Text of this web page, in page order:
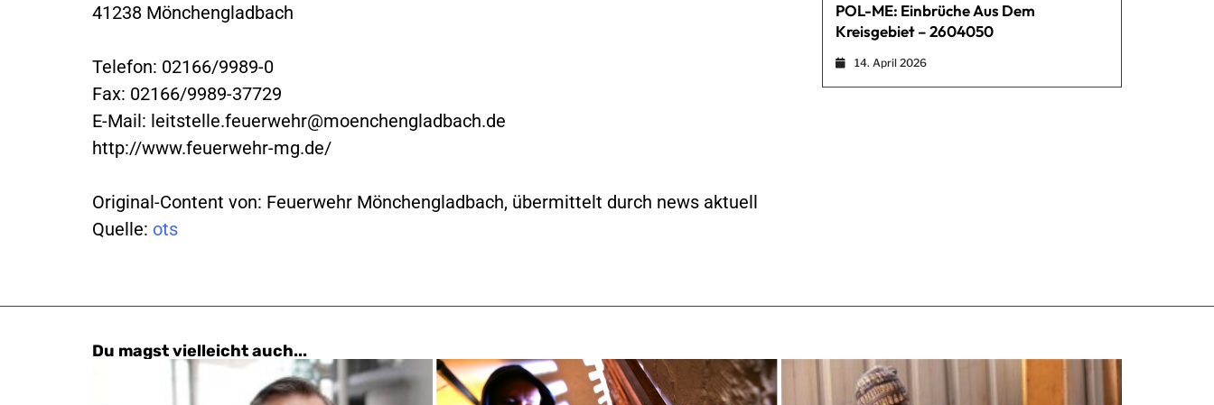
41238 Mönchengladbach
Telefon: 02166/9989-0
Fax: 02166/9989-37729
E-Mail: leitstelle.feuerwehr@moenchengladbach.de
http://www.feuerwehr-mg.de/
Original-Content von: Feuerwehr Mönchengladbach, übermittelt durch news aktuell
Quelle: ots
POL-ME: Einbrüche Aus Dem
Kreisgebiet – 2604050
14. April 2026
Du magst vielleicht auch...